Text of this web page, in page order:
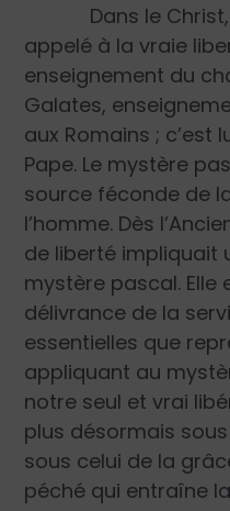
Dans le Christ,
appelé à la vraie
enseignement du
Galates,
aux Romains ; c’est
Pape. Le mystère
source féconde de
l’homme. Dès
de liberté impliquait
mystère pascal. Elle
délivrance de la
essentielles que
appliquant au
notre seul et vrai
plus désormais
sous celui de la
péché qui entraîne